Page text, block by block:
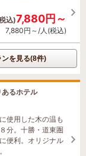
込)7,880円～
7,880円～/人(税込)
ンを見る(8件)
るホテル
使用した木の温も
分。十勝・道東圏
便利。オリジナル